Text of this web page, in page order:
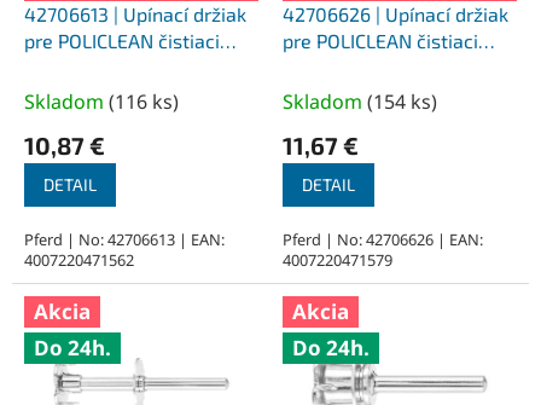
42706613 | Upínací držiak
pre POLICLEAN čistiaci
Skladom (116 ks)
10,87 €
DETAIL
Pferd | No: 42706613 | EAN:
4007220471562
42706626 | Upínací držiak
pre POLICLEAN čistiaci
Skladom (154 ks)
11,67 €
DETAIL
Pferd | No: 42706626 | EAN:
4007220471579
Akcia
Do 24h.
Akcia
Do 24h.